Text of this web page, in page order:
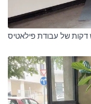
דקות של עבודת פילאטיס